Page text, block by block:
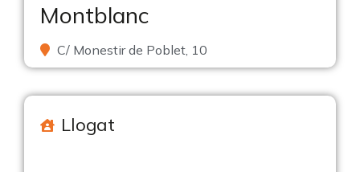
Montblanc
C/ Monestir de Poblet, 10
Llogat